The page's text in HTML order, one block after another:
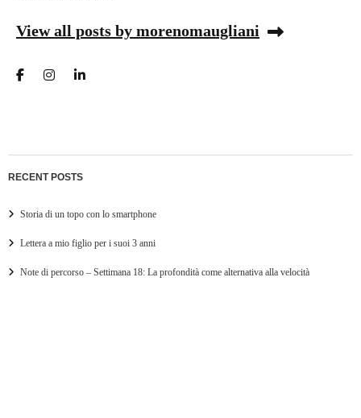
View all posts by morenomaugliani
RECENT POSTS
Storia di un topo con lo smartphone
Lettera a mio figlio per i suoi 3 anni
Note di percorso – Settimana 18: La profondità come alternativa alla velocità